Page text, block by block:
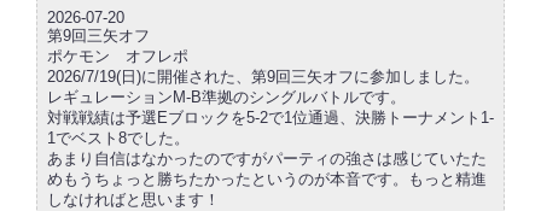
2026-07-20
第9回三矢オフ
ポケモン オフレポ
2026/7/19(日)に開催された、第9回三矢オフに参加しました。
レギュレーションM-B準拠のシングルバトルです。
対戦戦績は予選Eブロックを5-2で1位通過、決勝トーナメント1-
1でベスト8でした。
あまり自信はなかったのですがパーティの強さは感じていたた
めもうちょっと勝ちたかったというのが本音です。もっと精進
しなければと思います！